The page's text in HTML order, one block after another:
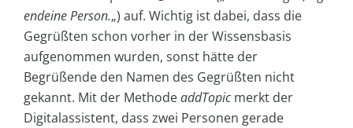
endeine Person.„) auf. Wichtig ist dabei, dass die
Gegrüßten schon vorher in der Wissensbasis
aufgenommen wurden, sonst hätte der
Begrüßende den Namen des Gegrüßten nicht
gekannt. Mit der MethodeaddTopicmerkt der
Digitalassistent, dass zwei Personen gerade